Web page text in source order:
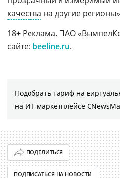
качества на другие
18+ Реклама. ПАО
сайте: beeline.ru.
Подобрать тариф на
на ИТ-маркетплейсе
ПОДЕЛИТЬСЯ
ПОДПИСАТЬСЯ НА НОВОСТИ